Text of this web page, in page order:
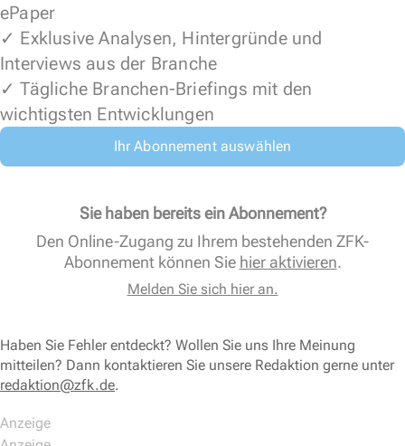
ePaper
✓ Exklusive Analysen, Hintergründe und
Interviews aus der Branche
✓ Tägliche Branchen-Briefings mit den
wichtigsten Entwicklungen
Ihr Abonnement auswählen
Sie haben bereits ein Abonnement?
Den Online-Zugang zu Ihrem bestehenden ZFK-
Abonnement können Sie hier aktivieren.
Melden Sie sich hier an.
Haben Sie Fehler entdeckt? Wollen Sie uns Ihre Meinung
mitteilen? Dann kontaktieren Sie unsere Redaktion gerne unter
redaktion@zfk.de.